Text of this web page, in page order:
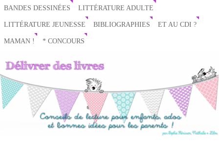
BANDES DESSINÉES LITTÉRATURE ADULTE
LITTÉRATURE JEUNESSE BIBLIOGRAPHIES ET AU CDI ?
MAMAN ! * CONCOURS